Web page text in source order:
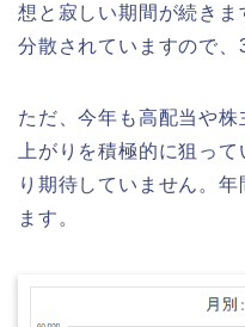
想と寂しい期間が続き
分散されていますので、
ただ、今年も高配当や
上がりを積極的に狙っ
り期待していません。
ます。